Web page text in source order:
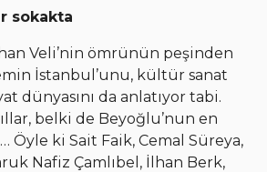
sokakta
Veli’nin ömrünün peşinden
İstanbul’unu, kültür sanat
dünyasını da anlatıyor tabi.
belki de Beyoğlu’nun en
Öyle ki Sait Faik, Cemal Süreya,
Nafiz Çamlıbel, İlhan Berk,